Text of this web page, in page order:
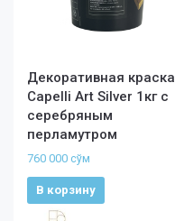
Декоративная краска
Capelli Art Silver 1кг с
серебряным
перламутром
760 000 сўм
В корзину